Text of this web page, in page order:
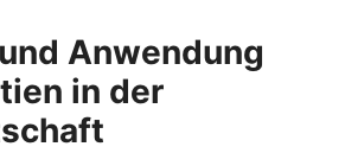
Anwendung
in der